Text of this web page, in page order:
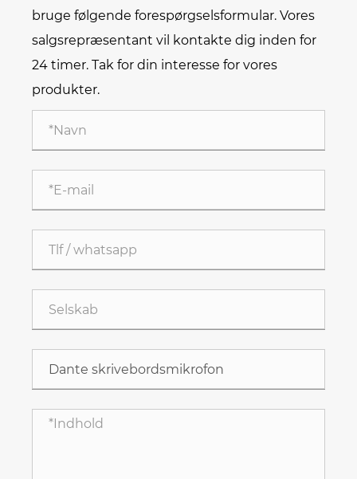
bruge følgende forespørgselsformular. Vores
salgsrepræsentant vil kontakte dig inden for
24 timer. Tak for din interesse for vores
produkter.